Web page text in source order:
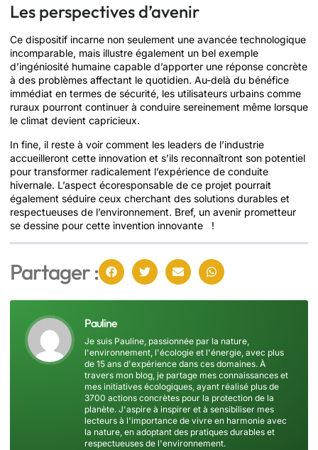
Les perspectives d’avenir
Ce dispositif incarne non seulement une avancée technologique
incomparable, mais illustre également un bel exemple
d’ingéniosité humaine capable d’apporter une réponse concrète
à des problèmes affectant le quotidien. Au-delà du bénéfice
immédiat en termes de sécurité, les utilisateurs urbains comme
ruraux pourront continuer à conduire sereinement même lorsque
le climat devient capricieux.
In fine, il reste à voir comment les leaders de l’industrie
accueilleront cette innovation et s’ils reconnaîtront son potentiel
pour transformer radicalement l’expérience de conduite
hivernale. L’aspect écoresponsable de ce projet pourrait
également séduire ceux cherchant des solutions durables et
respectueuses de l’environnement. Bref, un avenir prometteur
se dessine pour cette invention innovante !
Partager :
Pauline
Je suis Pauline, passionnée par la nature,
l'environnement, l'écologie et l'énergie, avec plus
de 15 ans d'expérience dans ces domaines. À
travers mon blog, je partage mes connaissances et
mes initiatives écologiques, ayant réalisé plus de
3700 actions concrètes pour la protection de la
planète. J'aspire à inspirer et à sensibiliser mes
lecteurs à l'importance de vivre en harmonie avec
la nature, en adoptant des pratiques durables et
respectueuses de l'environnement.